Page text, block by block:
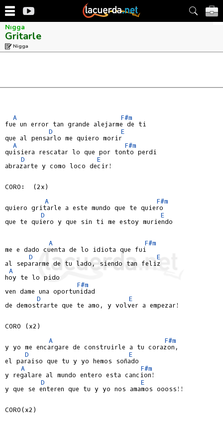
Nigga
Gritarle
Nigga
A
F#m
fue un error tan grande alejarme de ti
D
E
que al pensarlo me quiero morir
A
F#m
quisiera rescatar lo que por tonto perdi
D
E
abrazarte y como loco decir!
CORO:  (2x)
A
F#m
quiero gritarle a este mundo que te quiero
D
E
que te quiero y que sin ti me estoy muriendo
A
F#m
me e dado cuenta de lo idiota que fui
D
E
al separarme de tu lado, siendo tan feliz
A
hoy te lo pido
F#m
ven dame una oportunidad
D
E
de demostrarte que te amo, y volver a empezar!
CORO (x2)
A
F#m
y yo me encargare de construirle a tu corazon,
D
E
el paraiso que tu y yo hemos soñado
A
F#m
y regalare al mundo entero esta cancion!
D
E
y que se enteren que tu y yo nos amamos oooss!!
CORO(x2)